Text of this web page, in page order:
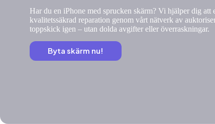
Har du en iPhone med sprucken skärm? Vi hjälper dig att
kvalitetssäkrad reparation genom vårt nätverk av
toppskick igen – utan dolda avgifter eller överraskningar.
Byta skärm nu!